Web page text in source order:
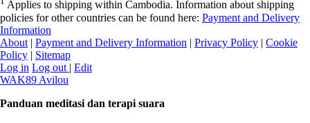
Applies to shipping within Cambodia. Information about shipping
policies for other countries can be found here: Payment and Delivery
Information
About | Payment and Delivery Information | Privacy Policy | Cookie
Policy | Sitemap
Log in Log out | Edit
WAK89 Avilou
Panduan meditasi dan terapi suara